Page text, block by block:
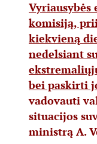
komisiją,
kiekvieną
nedelsiant
bei paskirti
vadovauti
situacijos
ministrą A.